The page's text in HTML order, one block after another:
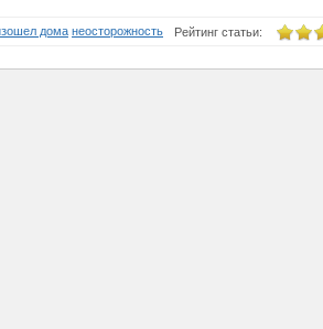
дома неосторожность Рейтинг статьи: